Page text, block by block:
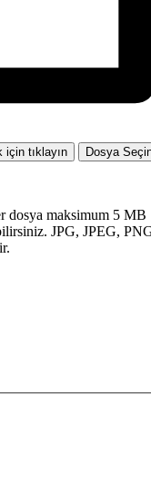
tıklayın Dosya
dosya maksimum 5 MB
JPG, JPEG,